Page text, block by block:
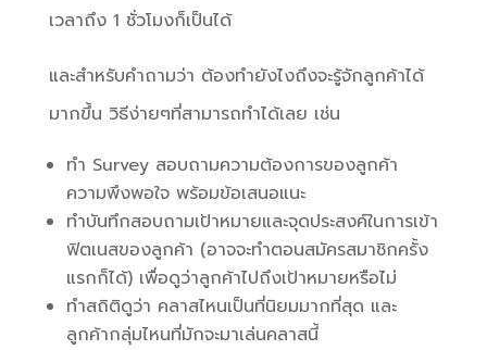
เวลาถึง 1 ชั่วโมงก็เป็นได้
และสำหรับคำถามว่า ต้องทำยังไงถึงจะรู้จักลูกค้าได้
มากขึ้น วิธีง่ายๆที่สามารถทำได้เลย เช่น
ทำ Survey สอบถามความต้องการของลูกค้า
ความพึงพอใจ พร้อมข้อเสนอแนะ
ทำบันทึกสอบถามเป้าหมายและจุดประสงค์ในการเข้า
ฟิตเนสของลูกค้า (อาจจะทำตอนสมัครสมาชิกครั้ง
แรกก็ได้) เพื่อดูว่าลูกค้าไปถึงเป้าหมายหรือไม่
ทำสถิติดูว่า คลาสไหนเป็นที่นิยมมากที่สุด และ
ลูกค้ากลุ่มไหนที่มักจะมาเล่นคลาสนี้